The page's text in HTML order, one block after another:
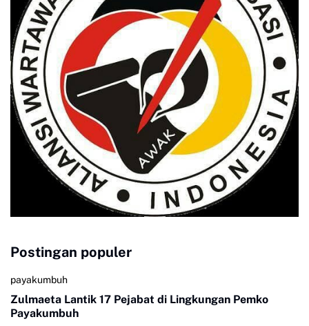
Postingan populer
payakumbuh
Zulmaeta Lantik 17 Pejabat di Lingkungan Pemko
Payakumbuh